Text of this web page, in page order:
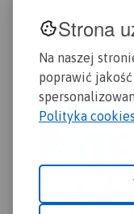
Strona
Na naszej
poprawić
Polityka cookies